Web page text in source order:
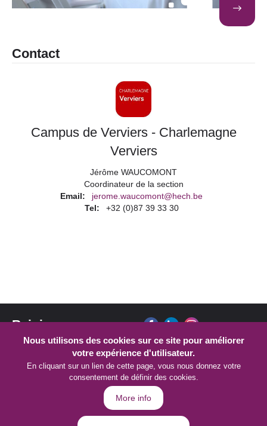
Contact
Campus de Verviers - Charlemagne
Verviers
Jérôme WAUCOMONT
Coordinateur de la section
Email
jerome.waucomont@hech.be
Tel
+32 (0)87 39 33 30
Rejoignez-nous sur :
© Copyright 2026 HECh - Tous droits réservés
Politique de confidentialité
Nous utilisons des cookies sur ce site pour améliorer
votre expérience d'utilisateur.
En cliquant sur un lien de cette page, vous nous donnez votre
consentement de définir des cookies.
More info